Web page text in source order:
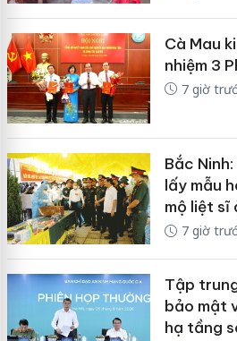
Cà Mau
nhiệm 3
7 giờ
Bắc
lấy mẫu
mộ liệt sĩ
7 giờ
Tập
bảo mật
hạ tầng